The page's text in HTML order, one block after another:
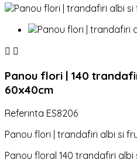
 
Panou flori | 140
60x40cm
Referinta ES8206
Panou flori | trandafiri albi si
Panou floral 140 trandafiri